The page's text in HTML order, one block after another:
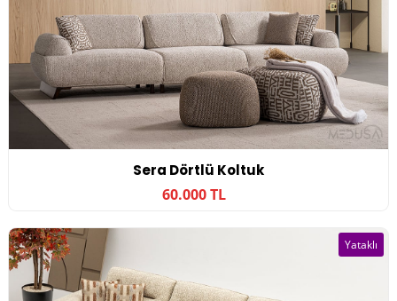
Sera Dörtlü Koltuk
60.000 TL
Yataklı